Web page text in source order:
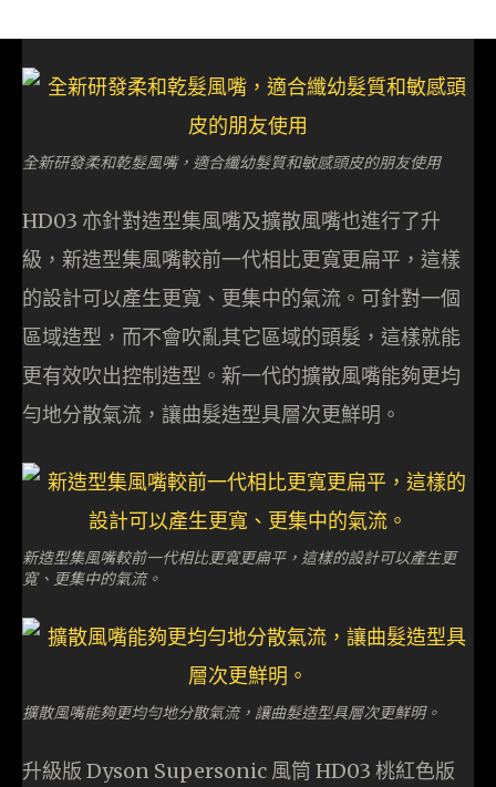
全新研發柔和乾髮風嘴，適合纖幼髮質和敏感頭皮的朋友使用
HD03 亦針對造型集風嘴及擴散風嘴也進行了升
級，新造型集風嘴較前一代相比更寬更扁平，這樣
的設計可以產生更寬、更集中的氣流。可針對一個
區域造型，而不會吹亂其它區域的頭髮，這樣就能
更有效吹出控制造型。新一代的擴散風嘴能夠更均
勻地分散氣流，讓曲髮造型具層次更鮮明。
新造型集風嘴較前一代相比更寬更扁平，這樣的設計可以產生更
寬、更集中的氣流。
擴散風嘴能夠更均勻地分散氣流，讓曲髮造型具層次更鮮明。
升級版 Dyson Supersonic 風筒 HD03 桃紅色版